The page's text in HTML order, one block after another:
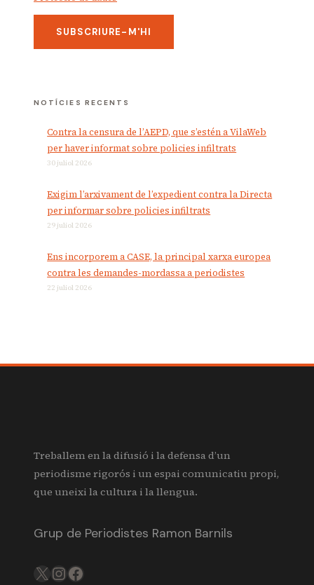
NOTÍCIES RECENTS
Contra la censura de l’AEPD, que s’estén a VilaWeb
per haver informat sobre policies infiltrats
30 juliol 2026
Exigim l’arxivament de l’expedient contra la Directa
per informar sobre policies infiltrats
29 juliol 2026
Ens incorporem a CASE, la principal xarxa europea
contra les demandes-mordassa a periodistes
22 juliol 2026
Treballem en la difusió i la defensa d’un
periodisme rigorós i un espai comunicatiu propi,
que uneixi la cultura i la llengua.
Grup de Periodistes Ramon Barnils
X IGFB